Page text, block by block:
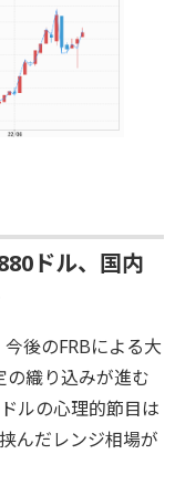
ドル、国内
後のFRBによる大
の織り込みが進む
ルの心理的節目は
んだレンジ相場が